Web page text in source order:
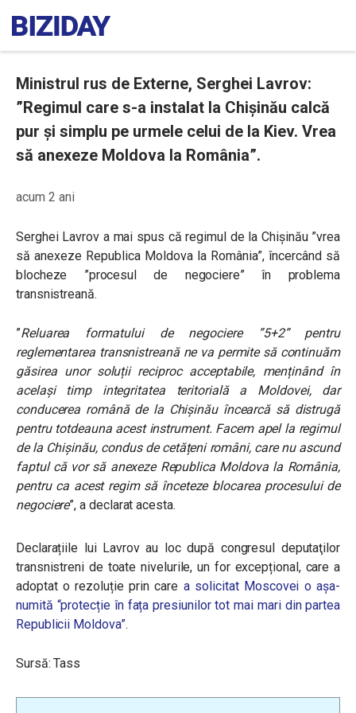
Ministrul rus de Externe, Serghei Lavrov:
”Regimul care s-a instalat la Chișinău calcă
pur și simplu pe urmele celui de la Kiev. Vrea
să anexeze Moldova la România”.
acum 2 ani
Serghei Lavrov a mai spus că regimul de la Chișinău ”vrea
să anexeze Republica Moldova la România”, încercând să
blocheze ”procesul de negociere” în problema
transnistreană.
”Reluarea formatului de negociere ”5+2” pentru
reglementarea transnistreană ne va permite să continuăm
găsirea unor soluții reciproc acceptabile, menținând în
același timp integritatea teritorială a Moldovei, dar
conducerea română de la Chișinău încearcă să distrugă
pentru totdeauna acest instrument. Facem apel la regimul
de la Chișinău, condus de cetățeni români, care nu ascund
faptul că vor să anexeze Republica Moldova la România,
pentru ca acest regim să înceteze blocarea procesului de
negociere”, a declarat acesta.
Declarațiile lui Lavrov au loc după congresul deputaţilor
transnistreni de toate nivelurile, un for excepțional, care a
adoptat o rezoluție prin care a solicitat Moscovei o așa-
numită “protecție în fața presiunilor tot mai mari din partea
Republicii Moldova”.
Sursă: Tass